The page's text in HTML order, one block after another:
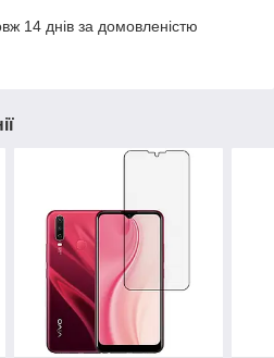
14 днів за домовленістю